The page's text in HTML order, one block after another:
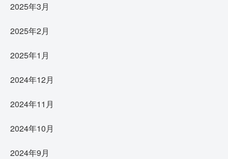
2025年3月
2025年2月
2025年1月
2024年12月
2024年11月
2024年10月
2024年9月